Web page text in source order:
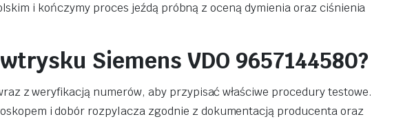
i kończymy proces jeźdą próbną z oceną dymienia oraz ciśnienia
Siemens VDO 9657144580?
z weryfikacją numerów, aby przypisać właściwe procedury testowe.
i dobór rozpylacza zgodnie z dokumentacją producenta oraz